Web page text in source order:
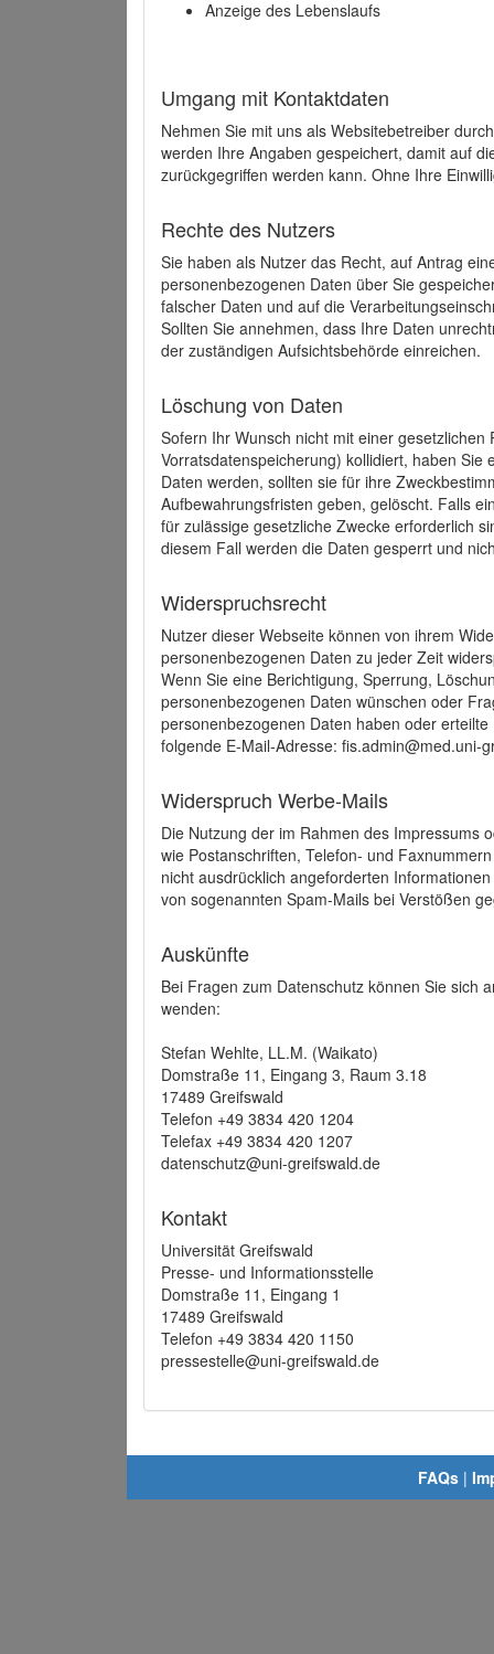
Anzeige des Lebenslaufs
Umgang mit Kontaktdaten
Nehmen Sie mit uns als Websitebetreiber
werden Ihre Angaben gespeichert, damit auf
zurückgegriffen werden kann. Ohne Ihre
Rechte des Nutzers
Sie haben als Nutzer das Recht, auf Antrag
personenbezogenen Daten über Sie
falscher Daten und auf die
Sollten Sie annehmen, dass Ihre Daten
der zuständigen Aufsichtsbehörde einreichen.
Löschung von Daten
Sofern Ihr Wunsch nicht mit einer
Vorratsdatenspeicherung) kollidiert, haben
Daten werden, sollten sie für ihre
Aufbewahrungsfristen geben, gelöscht. Falls
für zulässige gesetzliche Zwecke erforderlich
diesem Fall werden die Daten gesperrt und
Widerspruchsrecht
Nutzer dieser Webseite können von ihrem
personenbezogenen Daten zu jeder Zeit
Wenn Sie eine Berichtigung, Sperrung,
personenbezogenen Daten wünschen oder
personenbezogenen Daten haben oder
folgende E-Mail-Adresse: fis.admin@med.uni-
Widerspruch Werbe-Mails
Die Nutzung der im Rahmen des Impressums
wie Postanschriften, Telefon- und
nicht ausdrücklich angeforderten
von sogenannten Spam-Mails bei Verstößen
Auskünfte
Bei Fragen zum Datenschutz können Sie sich
wenden:
Stefan Wehlte, LL.M. (Waikato)
Domstraße 11, Eingang 3, Raum 3.18
17489 Greifswald
Telefon +49 3834 420 1204
Telefax +49 3834 420 1207
datenschutz@uni-greifswald.de
Kontakt
Universität Greifswald
Presse- und Informationsstelle
Domstraße 11, Eingang 1
17489 Greifswald
Telefon +49 3834 420 1150
pressestelle@uni-greifswald.de
FAQs |